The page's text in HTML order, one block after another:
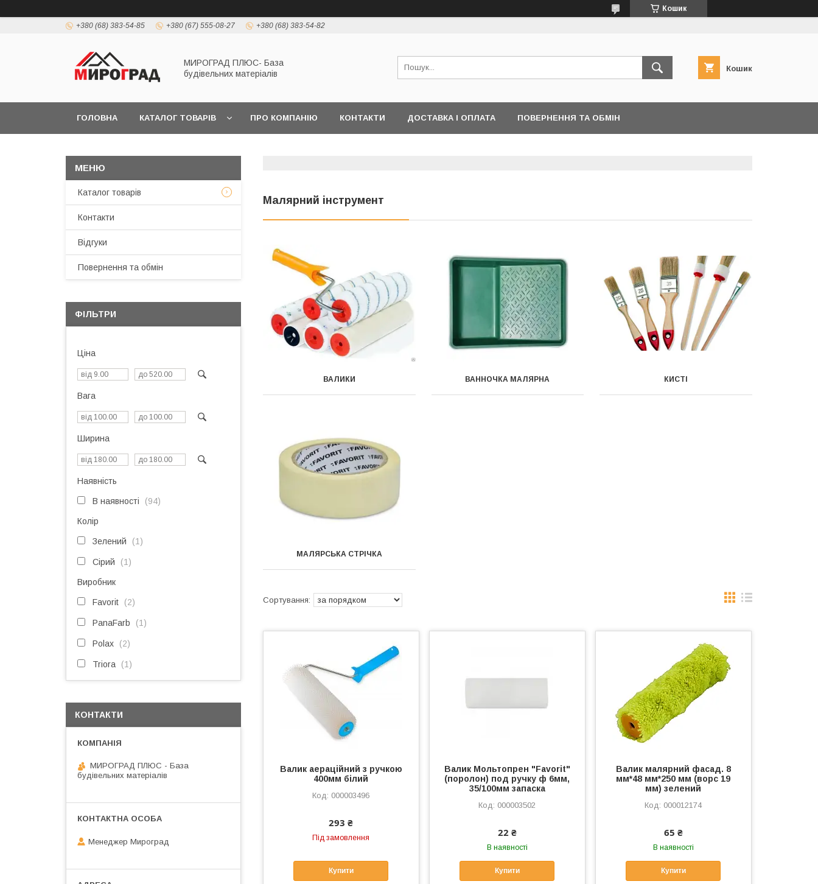
Кошик
+380 (68) 383-54-85 +380 (67) 555-08-27 +380 (68) 383-54-82
МИРОГРАД ПЛЮС- База
будівельних матеріалів
Кошик
ГОЛОВНА КАТАЛОГ ТОВАРІВ ПРО КОМПАНІЮ КОНТАКТИ ДОСТАВКА І ОПЛАТА ПОВЕРНЕННЯ ТА ОБМІН
Малярний інструмент
ВАЛИКИ ВАННОЧКА МАЛЯРНА КИСТІ
МАЛЯРСЬКА СТРІЧКА
Валик аераційний з ручкою
400мм білий
000003496
293 ₴
Під замовлення
Купити
Валик Мольтопрен "Favorit"
(поролон) под ручку ф 6мм,
35/100мм запаска
000003502
22 ₴
В наявності
Купити
Валик малярний фасад. 8
мм*48 мм*250 мм (ворс 19
мм) зелений
000012174
65 ₴
В наявності
Купити
Каталог товарів
Контакти
Відгуки
Повернення та обмін
ФІЛЬТРИ
Ціна
Вага
Ширина
Наявність
В наявності 94
Колір
Зелений 1
Сірий 1
Виробник
Favorit 2
PanaFarb 1
Polax 2
Triora 1
КОНТАКТИ
МИРОГРАД ПЛЮС - База
будівельних матеріалів
Менеджер Мироград